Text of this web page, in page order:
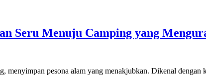
Seru Menuju Camping yang
menyimpan pesona alam yang menakjubkan. Dikenal